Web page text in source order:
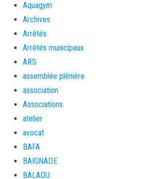
Aquagym
Archives
Arrêtés
Arrêtés municipaux
ARS
assemblée plénière
association
Associations
atelier
avocat
BAFA
BAIGNADE
BALAOU